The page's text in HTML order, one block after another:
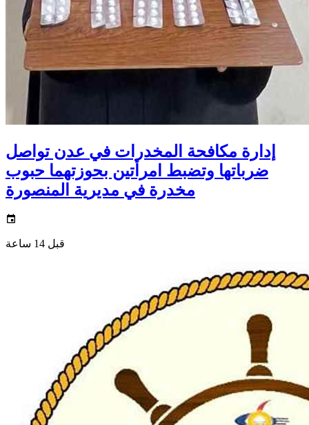
إدارة مكافحة المخدرات في عدن تواصل
ضرباتها وتضبط امرأتين بحوزتهما حبوب
مخدرة في مديرية المنصورة
قبل 14 ساعة